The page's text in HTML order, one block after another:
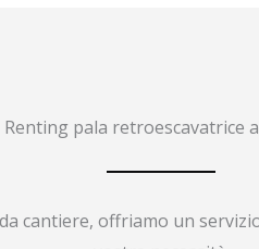
Renting pala retroescavatrice
cantiere, offriamo un